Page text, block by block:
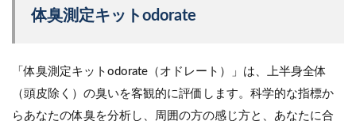
体臭測定キットodorate
「体臭測定キットodorate（オドレート）」は、上半身全体
（頭皮除く）の臭いを客観的に評価します。科学的な指標か
らあなたの体臭を分析し、周囲の方の感じ方と、あなたに合